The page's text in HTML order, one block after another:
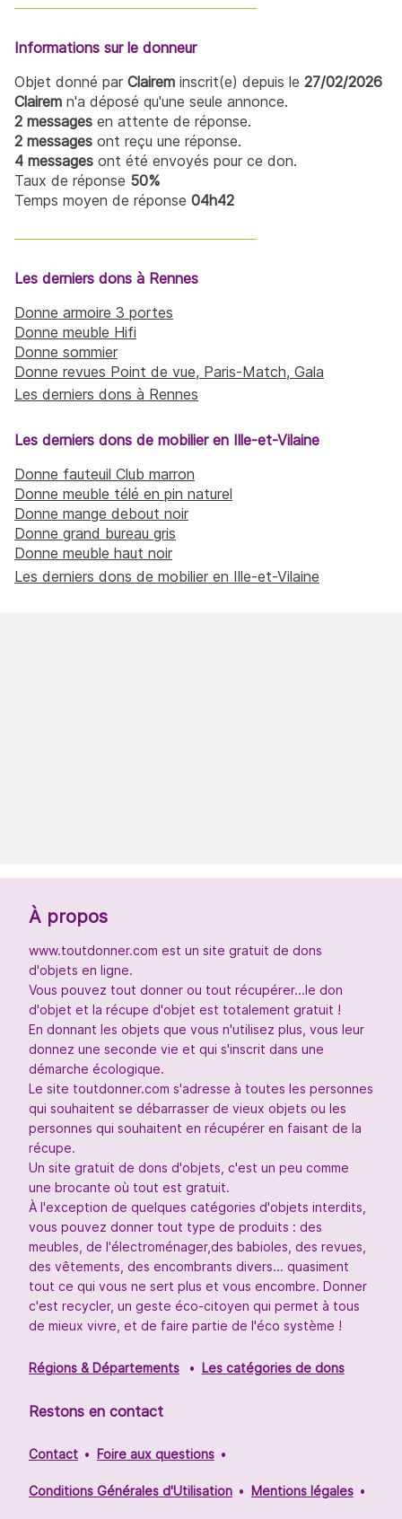
Informations sur le donneur
Objet donné par Clairem inscrit(e) depuis le 27/02/2026
Clairem n'a déposé qu'une seule annonce.
2 messages en attente de réponse.
2 messages ont reçu une réponse.
4 messages ont été envoyés pour ce don.
Taux de réponse 50%
Temps moyen de réponse 04h42
Les derniers dons à Rennes
Donne armoire 3 portes
Donne meuble Hifi
Donne sommier
Donne revues Point de vue, Paris-Match, Gala
Les derniers dons à Rennes
Les derniers dons de mobilier en Ille-et-Vilaine
Donne fauteuil Club marron
Donne meuble télé en pin naturel
Donne mange debout noir
Donne grand bureau gris
Donne meuble haut noir
Les derniers dons de mobilier en Ille-et-Vilaine
À propos
www.toutdonner.com est un site gratuit de dons
d'objets en ligne.
Vous pouvez tout donner ou tout récupérer...le don
d'objet et la récupe d'objet est totalement gratuit !
En donnant les objets que vous n'utilisez plus, vous leur
donnez une seconde vie et qui s'inscrit dans une
démarche écologique.
Le site toutdonner.com s'adresse à toutes les personnes
qui souhaitent se débarrasser de vieux objets ou les
personnes qui souhaitent en récupérer en faisant de la
récupe.
Un site gratuit de dons d'objets, c'est un peu comme
une brocante où tout est gratuit.
À l'exception de quelques catégories d'objets interdits,
vous pouvez donner tout type de produits : des
meubles, de l'électroménager,des babioles, des revues,
des vêtements, des encombrants divers... quasiment
tout ce qui vous ne sert plus et vous encombre. Donner
c'est recycler, un geste éco-citoyen qui permet à tous
de mieux vivre, et de faire partie de l'éco système !
Régions & Départements Les catégories de dons
Restons en contact
Contact Foire aux questions
Conditions Générales d'Utilisation Mentions légales